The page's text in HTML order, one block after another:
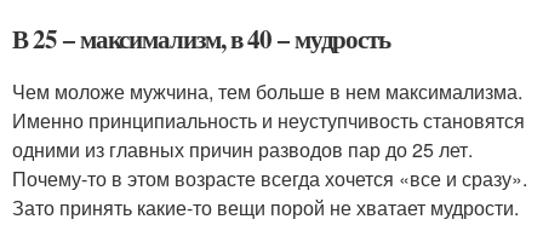
В 25 − максимализм, в 40 − мудрость
Чем моложе мужчина, тем больше в нем максимализма.
Именно принципиальность и неуступчивость становятся
одними из главных причин разводов пар до 25 лет.
Почему-то в этом возрасте всегда хочется «все и сразу».
Зато принять какие-то вещи порой не хватает мудрости.